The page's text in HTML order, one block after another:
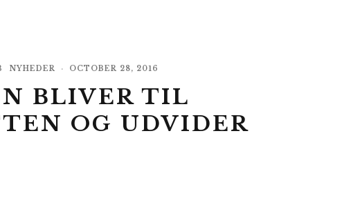
NYHEDER · OCTOBER 28, 2016
BLIVER TIL
OG UDVIDER